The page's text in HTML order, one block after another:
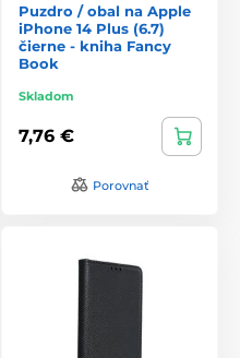
Puzdro / obal na Apple
iPhone 14 Plus (6.7)
čierne - kniha Fancy
Book
Skladom
7,76 €
Porovnať